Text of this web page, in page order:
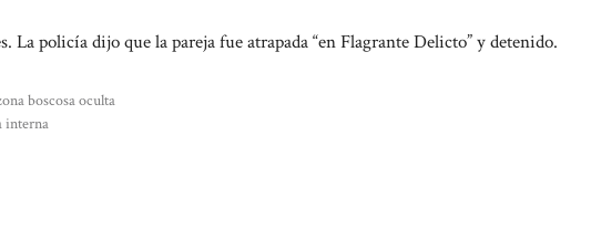
La policía dijo que la pareja fue atrapada “en Flagrante Delicto” y detenido.
boscosa oculta
interna